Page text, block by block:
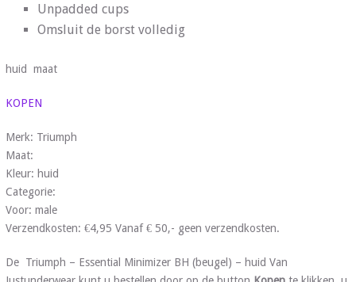
Unpadded cups
Omsluit de borst volledig
huid maat
KOPEN
Merk: Triumph
Maat:
Kleur: huid
Categorie:
Voor: male
Verzendkosten: €4,95 Vanaf € 50,- geen verzendkosten.
De Triumph – Essential Minimizer BH (beugel) – huid Van